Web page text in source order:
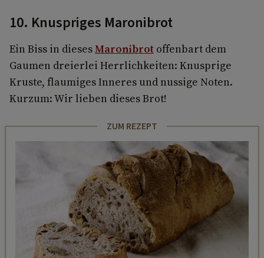
10. Knuspriges Maronibrot
Ein Biss in diesesMaronibrot offenbart dem
Gaumen dreierlei Herrlichkeiten: Knusprige
Kruste, flaumiges Inneres und nussige Noten.
Kurzum: Wir lieben dieses Brot!
ZUM REZEPT